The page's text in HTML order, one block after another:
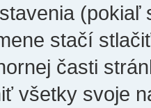
stačí
časti
všetky svoje